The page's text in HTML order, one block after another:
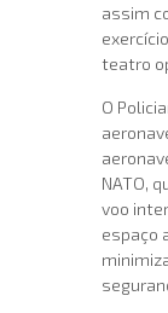
assim
teatro
O
NATO,
voo
espaço